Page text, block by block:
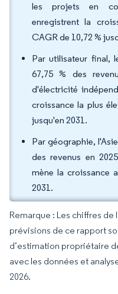
les projets en
enregistrent la
CAGR de 10,72 %
Par utilisateur final,
67,75 % des
d'électricité
croissance la plus
jusqu'en 2031.
Par géographie,
des revenus en
mène la croissance
2031.
Remarque : Les chiffres de
prévisions de ce rapport
d’estimation propriétaire
avec les données et
2026.